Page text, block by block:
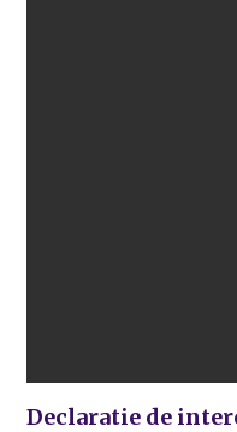
Declaratie de